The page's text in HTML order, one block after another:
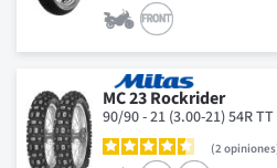
MC 23 Rockrider
90/90 - 21 (3.00-21) 54R TT
2 opiniones